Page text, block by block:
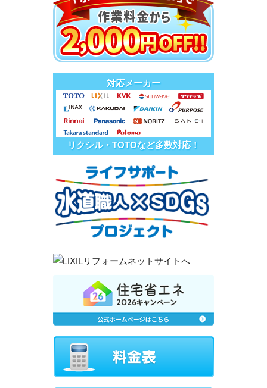
対応メーカー
リクシル・TOTOなど多数対応！